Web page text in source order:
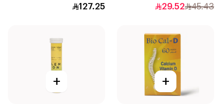
45.43
29.52
127.25
+
+